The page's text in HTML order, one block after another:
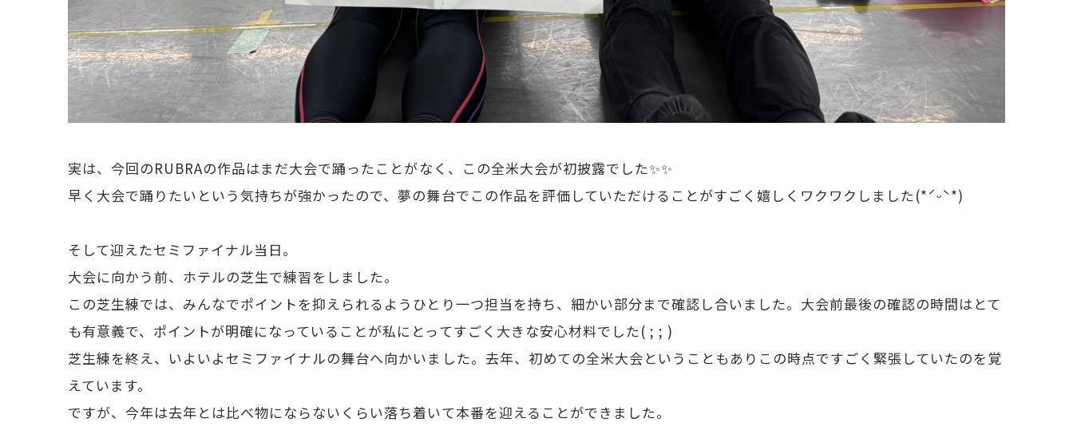
実は、今回のRUBRAの作品はまだ大会で踊ったことがなく、この全米大会が初披露でした✨✨
早く大会で踊りたいという気持ちが強かったので、夢の舞台でこの作品を評価していただけることがすごく嬉しくワクワクしました(*ˊᵕˋ*)
そして迎えたセミファイナル当日。
大会に向かう前、ホテルの芝生で練習をしました。
この芝生練では、みんなでポイントを抑えられるようひとり一つ担当を持ち、細かい部分まで確認し合いました。大会前最後の確認の時間はとて
も有意義で、ポイントが明確になっていることが私にとってすごく大きな安心材料でした( ; ; )
芝生練を終え、いよいよセミファイナルの舞台へ向かいました。去年、初めての全米大会ということもありこの時点ですごく緊張していたのを覚
えています。
ですが、今年は去年とは比べ物にならないくらい落ち着いて本番を迎えることができました。